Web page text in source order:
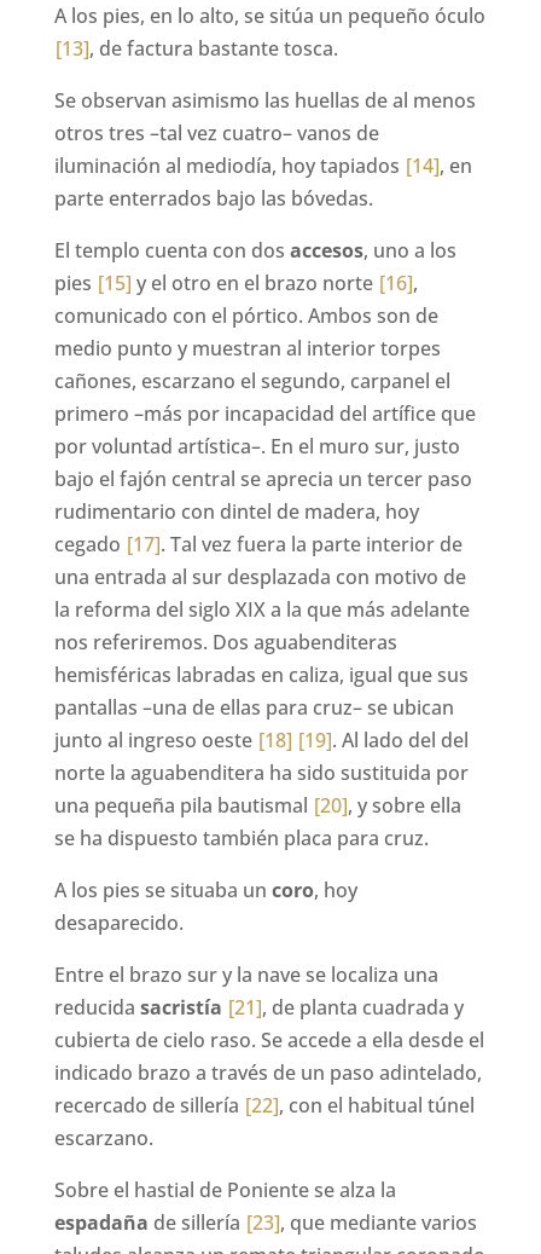
A los pies, en lo alto, se sitúa un pequeño óculo
[13], de factura bastante tosca.
Se observan asimismo las huellas de al menos
otros tres –tal vez cuatro– vanos de
iluminación al mediodía, hoy tapiados [14], en
parte enterrados bajo las bóvedas.
El templo cuenta con dosaccesos, uno a los
pies [15] y el otro en el brazo norte [16],
comunicado con el pórtico. Ambos son de
medio punto y muestran al interior torpes
cañones, escarzano el segundo, carpanel el
primero –más por incapacidad del artífice que
por voluntad artística–. En el muro sur, justo
bajo el fajón central se aprecia un tercer paso
rudimentario con dintel de madera, hoy
cegado [17]. Tal vez fuera la parte interior de
una entrada al sur desplazada con motivo de
la reforma del siglo XIX a la que más adelante
nos referiremos. Dos aguabenditeras
hemisféricas labradas en caliza, igual que sus
pantallas –una de ellas para cruz– se ubican
junto al ingreso oeste [18] [19]. Al lado del del
norte la aguabenditera ha sido sustituida por
una pequeña pila bautismal [20], y sobre ella
se ha dispuesto también placa para cruz.
A los pies se situaba uncoro, hoy
desaparecido.
Entre el brazo sur y la nave se localiza una
reducidasacristía [21], de planta cuadrada y
cubierta de cielo raso. Se accede a ella desde el
indicado brazo a través de un paso adintelado,
recercado de sillería [22], con el habitual túnel
escarzano.
Sobre el hastial de Poniente se alza la
espadaña de sillería [23], que mediante varios